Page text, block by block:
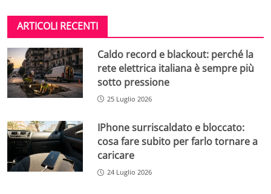
ARTICOLI RECENTI
Caldo record e blackout: perché la
rete elettrica italiana è sempre più
sotto pressione
25 Luglio 2026
IPhone surriscaldato e bloccato:
cosa fare subito per farlo tornare a
caricare
24 Luglio 2026